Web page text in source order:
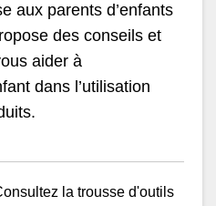
aux parents d’enfants
des conseils et
aider à
dans l’utilisation
la trousse d'outils